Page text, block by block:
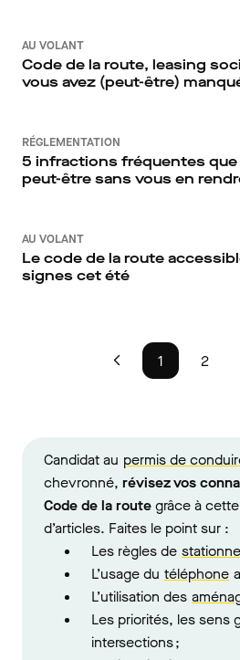
AU VOLANT
Code de la route, leasing
vous avez (peut-être)
RÉGLEMENTATION
5 infractions fréquentes
peut-être sans vous en
AU VOLANT
Le code de la route
signes cet été
1 2
Candidat au permis de
chevronné, révisez vos
Code de la routegrâce à
d’articles. Faites le point sur :
Les règles de
L’usage du téléphone
L’utilisation des
Les priorités, les sens
intersections ;